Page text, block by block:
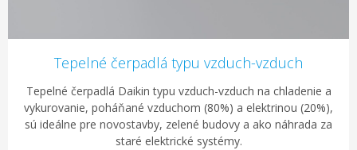
Tepelné čerpadlá typu vzduch-vzduch
Tepelné čerpadlá Daikin typu vzduch-vzduch na chladenie a
vykurovanie, poháňané vzduchom (80%) a elektrinou (20%),
sú ideálne pre novostavby, zelené budovy a ako náhrada za
staré elektrické systémy.